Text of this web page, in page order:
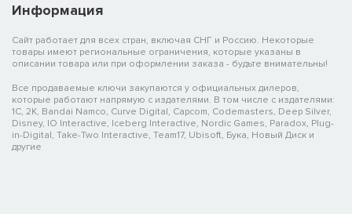
Информация
Сайт работает для всех стран, включая СНГ и Россию. Некоторые
товары имеют региональные ограничения, которые указаны в
описании товара или при оформлении заказа - будьте внимательны!
Все продаваемые ключи закупаются у официальных дилеров,
которые работают напрямую с издателями. В том числе с издателями:
1C, 2K, Bandai Namco, Curve Digital, Capcom, Codemasters, Deep Silver,
Disney, IO Interactive, Iceberg Interactive, Nordic Games, Paradox, Plug-
in-Digital, Take-Two Interactive, Team17, Ubisoft, Бука, Новый Диск и
другие